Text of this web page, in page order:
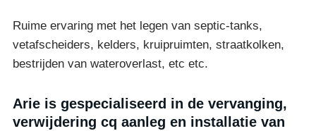
Ruime ervaring met het legen van septic-tanks,
vetafscheiders, kelders, kruipruimten, straatkolken,
bestrijden van wateroverlast, etc etc.
Arie is gespecialiseerd in de vervanging,
verwijdering cq aanleg en installatie van